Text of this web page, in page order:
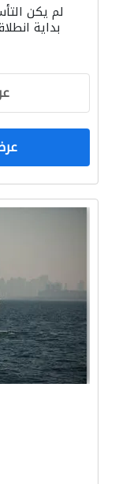
بداية